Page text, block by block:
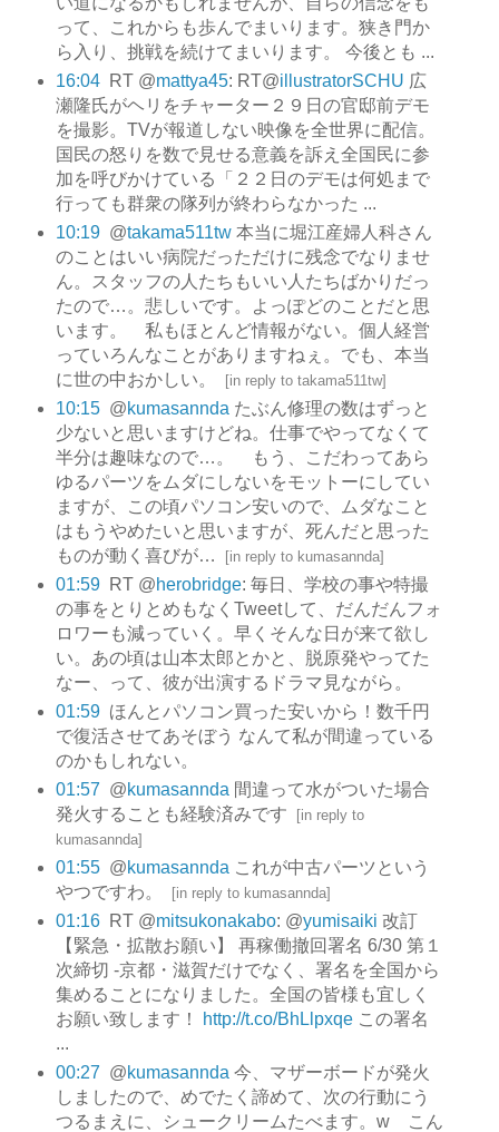
って、これからも歩んでまいります。狭き門か
ら入り、挑戦を続けてまいります。 今後とも ...
16:04
RT @mattya45: RT@illustratorSCHU 広
瀬隆氏がヘリをチャーター２９日の官邸前デモ
を撮影。TVが報道しない映像を全世界に配信。
国民の怒りを数で見せる意義を訴え全国民に参
加を呼びかけている「２２日のデモは何処まで
行っても群衆の隊列が終わらなかった ...
10:19 @takama511tw本当に堀江産婦人科さん
のことはいい病院だっただけに残念でなりませ
ん。スタッフの人たちもいい人たちばかりだっ
たので…。悲しいです。よっぽどのことだと思
います。 私もほとんど情報がない。個人経営
っていろんなことがありますねぇ。でも、本当
に世の中おかしい。
[in reply to takama511tw]
10:15 @kumasannda たぶん修理の数はずっと
少ないと思いますけどね。仕事でやってなくて
半分は趣味なので…。 もう、こだわってあら
ゆるパーツをムダにしないをモットーにしてい
ますが、この頃パソコン安いので、ムダなこと
はもうやめたいと思いますが、死んだと思った
ものが動く喜びが…
[in reply to kumasannda]
01:59 RT @herobridge: 毎日、学校の事や特撮
の事をとりとめもなくTweetして、だんだんフォ
ロワーも減っていく。早くそんな日が来て欲し
い。あの頃は山本太郎とかと、脱原発やってた
なー、って、彼が出演するドラマ見ながら。
01:59 ほんとパソコン買った安いから！数千円
で復活させてあそぼう なんて私が間違っている
のかもしれない。
01:57 @kumasannda 間違って水がついた場合
発火することも経験済みです [in reply to
kumasannda]
01:55 @kumasannda これが中古パーツという
やつですわ。
[in reply to kumasannda]
01:16 RT @mitsukonakabo: @yumisaiki 改訂
【緊急・拡散お願い】 再稼働撤回署名 6/30 第１
次締切 -京都・滋賀だけでなく、署名を全国から
集めることになりました。全国の皆様も宜しく
お願い致します！
http://t.co/BhLlpxqeこの署名
...
00:27 @kumasannda 今、マザーボードが発火
しましたので、めでたく諦めて、次の行動にう
つるまえに、シュークリームたべます。w こん